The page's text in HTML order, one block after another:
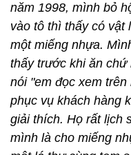
năm 1998, mình bỏ
vào tô thì thấy có vật
một miếng nhựa.
thấy trước khi ăn chứ
nói "em đọc xem
phục vụ khách hàng
giải thích. Họ rất lịch
mình là cho miếng